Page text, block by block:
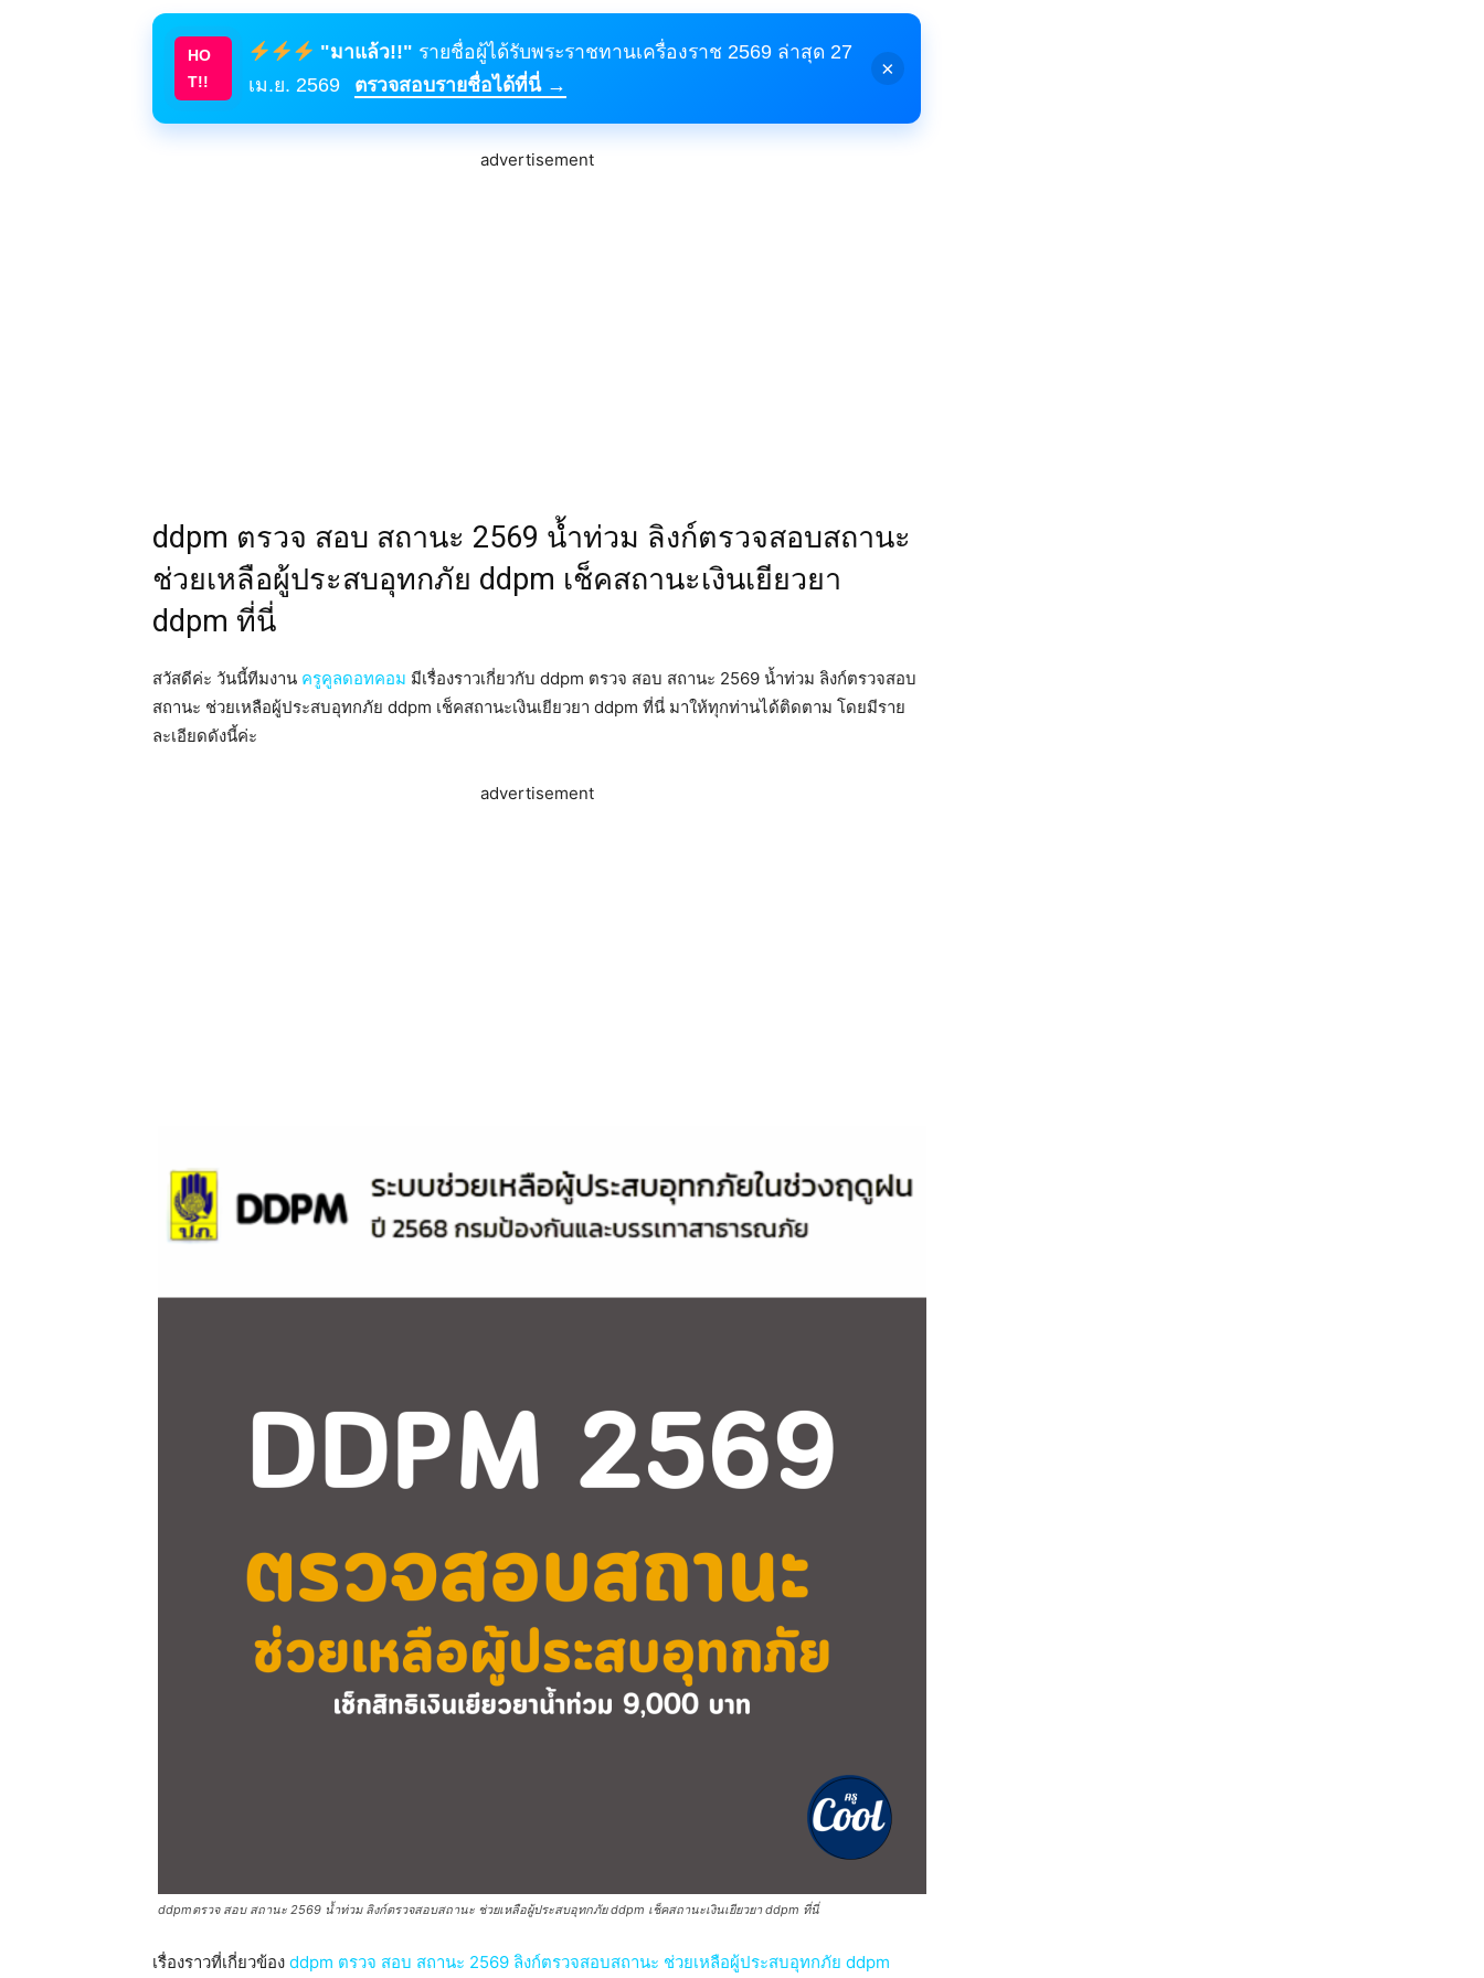
HO
T!!
"มาแล้ว!!" รายชื่อผู้ได้รับพระราชทานเครื่องราช 2569 ล่าสุด 27
เม.ย. 2569
ตรวจสอบรายชื่อได้ที่นี่ →
×
advertisement
ddpm ตรวจ สอบ สถานะ 2569 น้ำท่วม ลิงก์ตรวจสอบสถานะ
ช่วยเหลือผู้ประสบอุทกภัย ddpm เช็คสถานะเงินเยียวยา
ddpm ที่นี่
สวัสดีค่ะ วันนี้ทีมงาน ครูคูลดอทคอม มีเรื่องราวเกี่ยวกับ ddpm ตรวจ สอบ สถานะ 2569 น้ำท่วม ลิงก์ตรวจสอบ
สถานะ ช่วยเหลือผู้ประสบอุทกภัย ddpm เช็คสถานะเงินเยียวยา ddpm ที่นี่ มาให้ทุกท่านได้ติดตาม โดยมีราย
ละเอียดดังนี้ค่ะ
advertisement
ddpmตรวจ สอบ สถานะ 2569 น้ำท่วม ลิงก์ตรวจสอบสถานะ ช่วยเหลือผู้ประสบอุทกภัย ddpm เช็คสถานะเงินเยียวยา ddpm ที่นี่
เรื่องราวที่เกี่ยวข้อง ddpm ตรวจ สอบ สถานะ 2569 ลิงก์ตรวจสอบสถานะ ช่วยเหลือผู้ประสบอุทกภัย ddpm